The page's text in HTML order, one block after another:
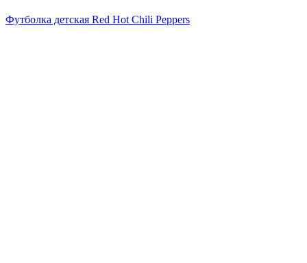
Футболка детская Red Hot Chili Peppers